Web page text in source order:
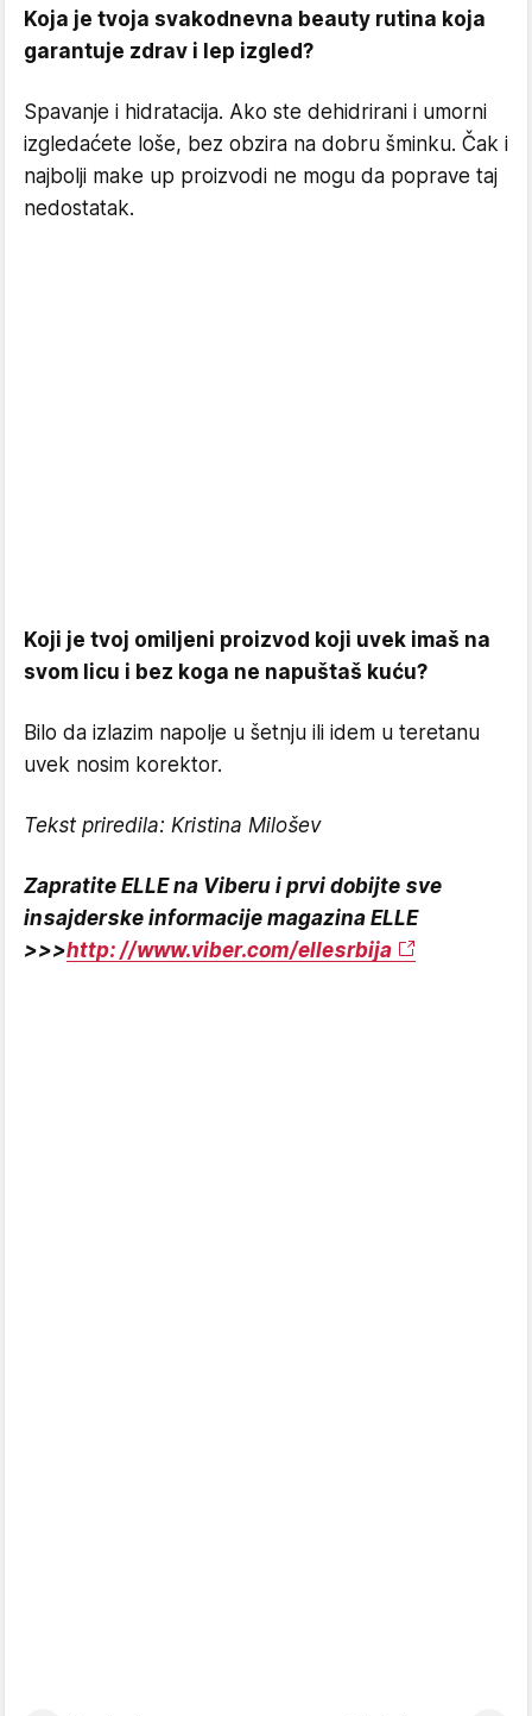
Koja je tvoja svakodnevna beauty rutina koja
garantuje zdrav i lep izgled?
Spavanje i hidratacija. Ako ste dehidrirani i umorni
izgledaćete loše, bez obzira na dobru šminku. Čak i
najbolji make up proizvodi ne mogu da poprave taj
nedostatak.
Koji je tvoj omiljeni proizvod koji uvek imaš na
svom licu i bez koga ne napuštaš kuću?
Bilo da izlazim napolje u šetnju ili idem u teretanu
uvek nosim korektor.
Tekst priredila: Kristina Milošev
Zapratite ELLE na Viberu i prvi dobijte sve
insajderske informacije magazina ELLE
>>>http: //www.viber.com/ellesrbija